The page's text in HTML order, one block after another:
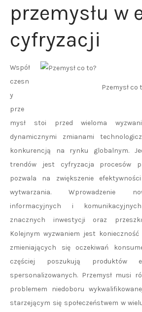
przemysłu w
cyfryzacji
Pzemysł co
Współ
czesn
y
prze
mysł stoi przed wieloma
dynamicznymi zmianami
konkurencją na rynku globalnym.
trendów jest cyfryzacja procesów
pozwala na zwiększenie
wytwarzania. Wprowadzenie
informacyjnych i
znacznych inwestycji oraz
Kolejnym wyzwaniem jest
zmieniających się oczekiwań
częściej poszukują produktów
spersonalizowanych. Przemysł musi
problemem niedoboru
starzejącym się społeczeństwem w